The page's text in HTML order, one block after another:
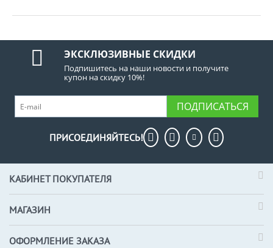
ЭКСКЛЮЗИВНЫЕ СКИДКИ
Подпишитесь на наши новости и получите
купон на скидку 10%!
ПОДПИСАТЬСЯ
ПРИСОЕДИНЯЙТЕСЬ!
КАБИНЕТ ПОКУПАТЕЛЯ
МАГАЗИН
ОФОРМЛЕНИЕ ЗАКАЗА